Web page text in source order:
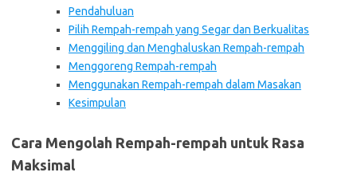
Pendahuluan
Pilih Rempah-rempah yang Segar dan Berkualitas
Menggiling dan Menghaluskan Rempah-rempah
Menggoreng Rempah-rempah
Menggunakan Rempah-rempah dalam Masakan
Kesimpulan
Cara Mengolah Rempah-rempah untuk Rasa
Maksimal